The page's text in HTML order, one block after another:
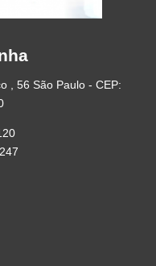
, 56 São Paulo - CEP: